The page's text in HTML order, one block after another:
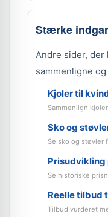
Stærke
Andre sider,
sammenligne
Kjoler til
Sammenlign
Sko og
Se sko og støvler
Prisudvikling
Se historiske
Reelle tilbud
Tilbud vurderet